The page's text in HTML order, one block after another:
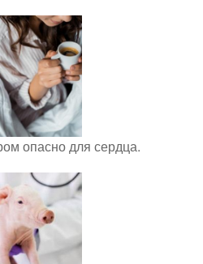
опасно для сердца.